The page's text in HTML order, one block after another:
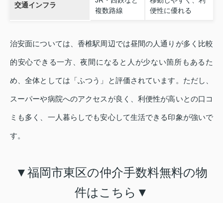
交通インフラ
複数路線
便性に優れる
治安面については、香椎駅周辺では昼間の人通りが多く比較
的安心できる一方、夜間になると人が少ない箇所もあるた
め、全体としては「ふつう」と評価されています。ただし、
スーパーや病院へのアクセスが良く、利便性が高いとの口コ
ミも多く、一人暮らしでも安心して生活できる印象が強いで
す。
▼福岡市東区の仲介手数料無料の物
件はこちら▼